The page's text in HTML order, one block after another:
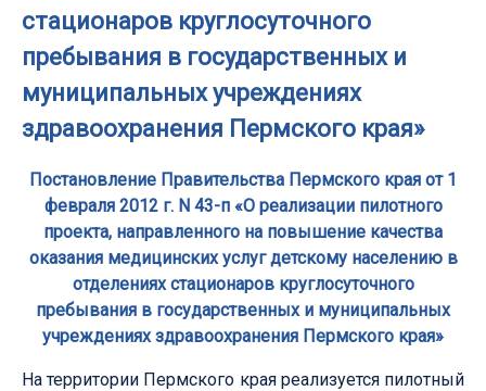
стационаров круглосуточного
пребывания в государственных и
муниципальных учреждениях
здравоохранения Пермского края»
Постановление Правительства Пермского края от 1
февраля 2012 г. N 43-п «О реализации пилотного
проекта, направленного на повышение качества
оказания медицинских услуг детскому населению в
отделениях стационаров круглосуточного
пребывания в государственных и муниципальных
учреждениях здравоохранения Пермского края»
На территории Пермского края реализуется пилотный